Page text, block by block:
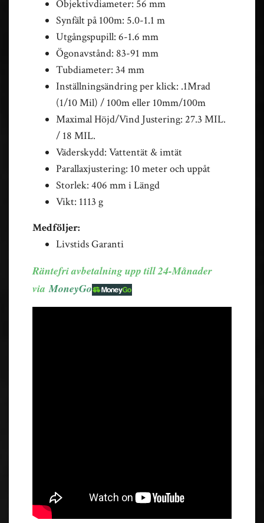
Objektivdiameter: 56 mm
Synfält på 100m: 5.0-1.1 m
Utgångspupill: 6-1.6 mm
Ögonavstånd: 83-91 mm
Tubdiameter: 34 mm
Inställningsändring per klick: .1Mrad
(1/10 Mil) / 100m eller 10mm/100m
Maximal Höjd/Vind Justering: 27.3 MIL.
/ 18 MIL.
Väderskydd: Vattentät & imtät
Parallaxjustering: 10 meter och uppåt
Storlek: 406 mm i Längd
Vikt: 1113 g
Medföljer:
Livstids Garanti
Räntefri avbetalning upp till 24-Månader
via MoneyGo